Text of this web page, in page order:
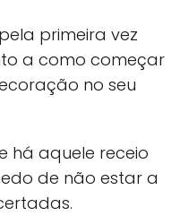
primeira vez
a como começar
no seu
há aquele receio
de não estar a